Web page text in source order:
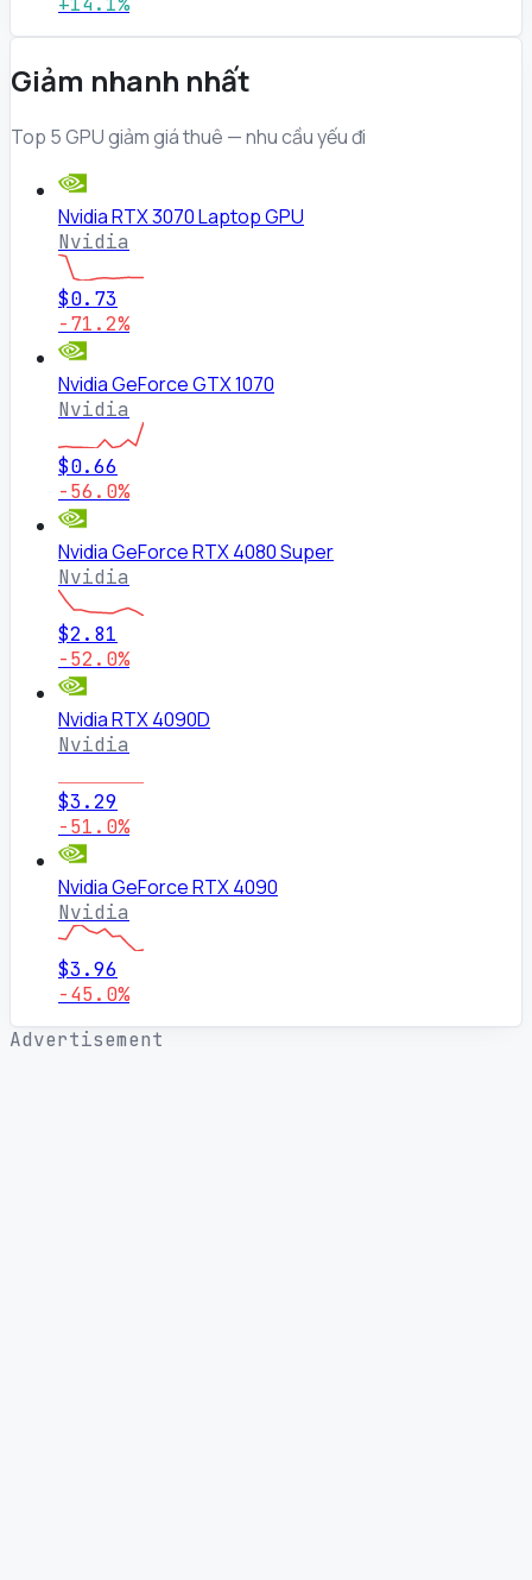
Giảm nhanh nhất
Top 5 GPU giảm giá thuê — nhu cầu yếu đi
Nvidia RTX 3070 Laptop GPU
Nvidia
$0.73
-71.2%
Nvidia GeForce GTX 1070
Nvidia
$0.66
-56.0%
Nvidia GeForce RTX 4080 Super
Nvidia
$2.81
-52.0%
Nvidia RTX 4090D
Nvidia
$3.29
-51.0%
Nvidia GeForce RTX 4090
Nvidia
$3.96
-45.0%
Advertisement